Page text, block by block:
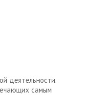
деятельности.
самым